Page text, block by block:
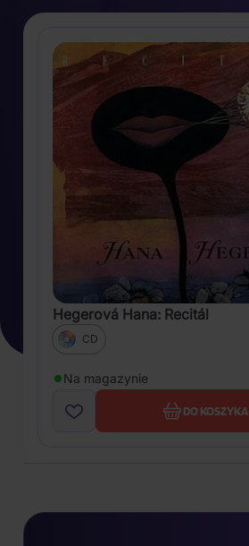
Hegerová Hana: Recitál
CD
Na magazynie
DO KOSZYKA